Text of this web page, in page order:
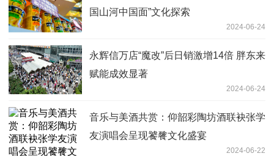
国山河中国面”文化探索
2024-06-24
永辉信万店“魔改”后日销激增14倍 胖东来
赋能成效显著
2024-06-24
音乐与美酒共赏：仰韶彩陶坊酒联袂张学
友演唱会呈现饕餮文化盛宴
2024-06-22